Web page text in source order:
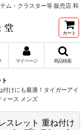
ム・クラスター等 販売店 和
カート
マイページ 商品検索
けにも最適！タイガーアイ
ース メンズ
スレット 重ね付け